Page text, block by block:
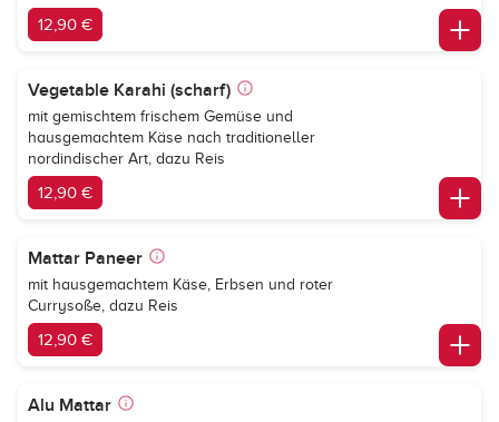
12,90 €
Vegetable Karahi (scharf)
mit gemischtem frischem Gemüse und
hausgemachtem Käse nach traditioneller
nordindischer Art, dazu Reis
12,90 €
Mattar Paneer
mit hausgemachtem Käse, Erbsen und roter
Currysoße, dazu Reis
12,90 €
Alu Mattar